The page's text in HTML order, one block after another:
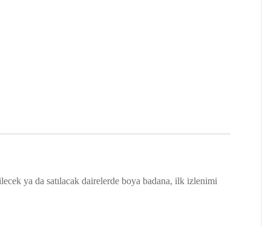
ya da satılacak dairelerde boya badana, ilk izlenimi